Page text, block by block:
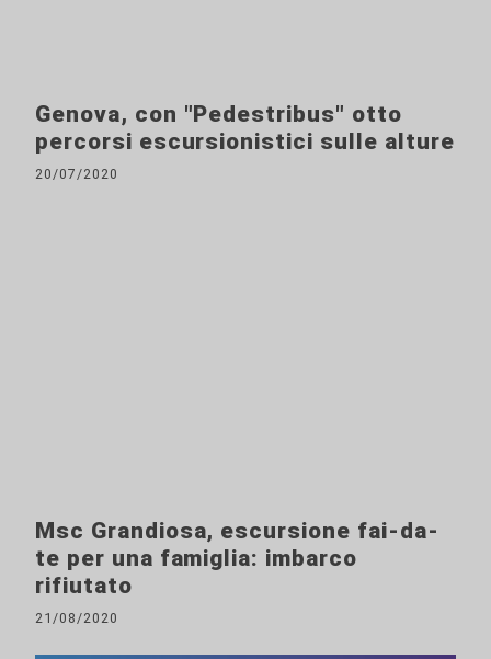
Genova, con "Pedestribus" otto
percorsi escursionistici sulle alture
20/07/2020
Msc Grandiosa, escursione fai-da-
te per una famiglia: imbarco
rifiutato
21/08/2020